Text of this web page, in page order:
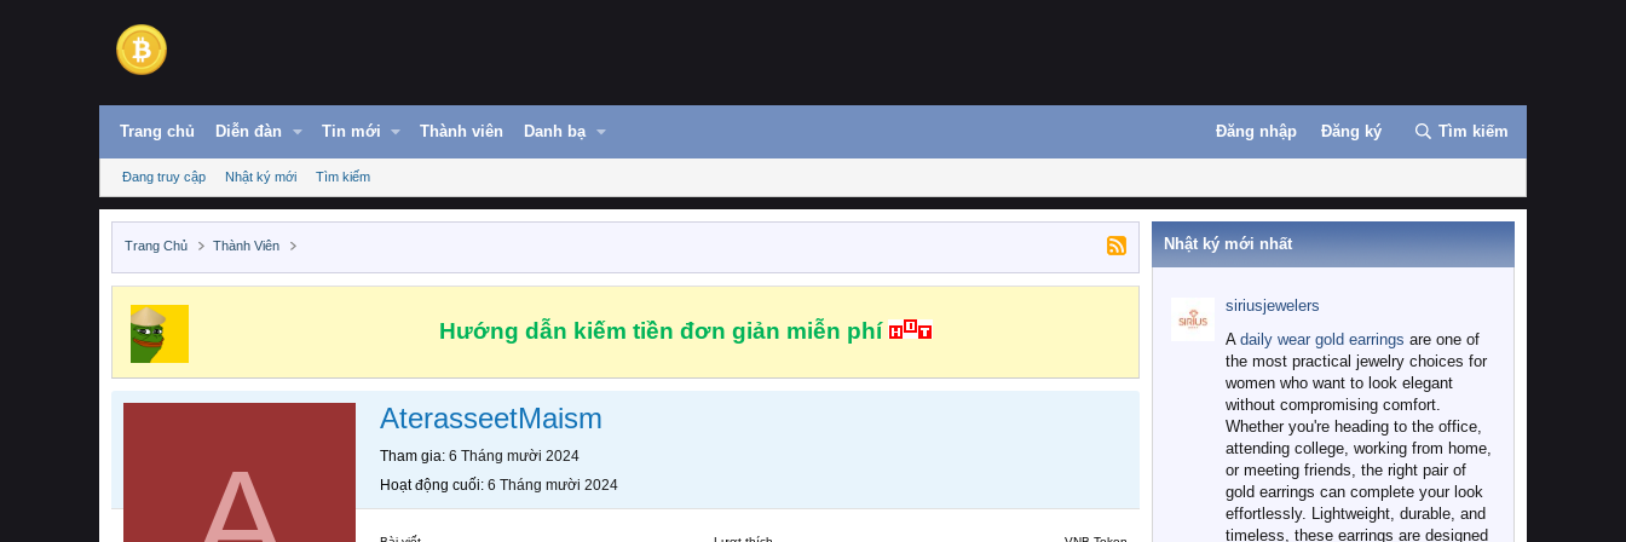
Trang chủ Diễn đàn Tin mới Thành viên Danh bạ Đăng nhập Đăng ký Tìm kiếm
Đang truy cập Nhật ký mới Tìm kiếm
Trang Chủ Thành Viên
Hướng dẫn kiếm tiền đơn giản miễn phí
AterasseetMaism
Tham gia 6 Tháng mười 2024
Hoạt động cuối 6 Tháng mười 2024
Nhật ký mới nhất
siriusjewelers
A daily wear gold earrings are one of
the most practical jewelry choices for
women who want to look elegant
without compromising comfort.
Whether you're heading to the office,
attending college, working from home,
or meeting friends, the right pair of
gold earrings can complete your look
effortlessly. Lightweight, durable, and
timeless, these earrings are designed